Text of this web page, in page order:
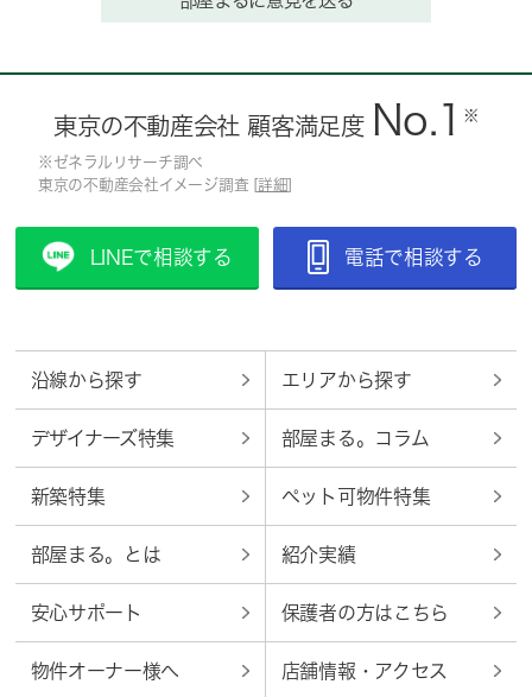
東京の不動産会社 顧客満足度 No.1 ※
※ゼネラルリサーチ調べ
東京の不動産会社イメージ調査 [ 詳細
LINEで相談する 電話で相談する
沿線から探す エリアから探す
デザイナーズ特集 部屋まる。コラム
新築特集 ペット可物件特集
部屋まる。とは 紹介実績
安心サポート 保護者の方はこちら
物件オーナー様へ 店舗情報・アクセス